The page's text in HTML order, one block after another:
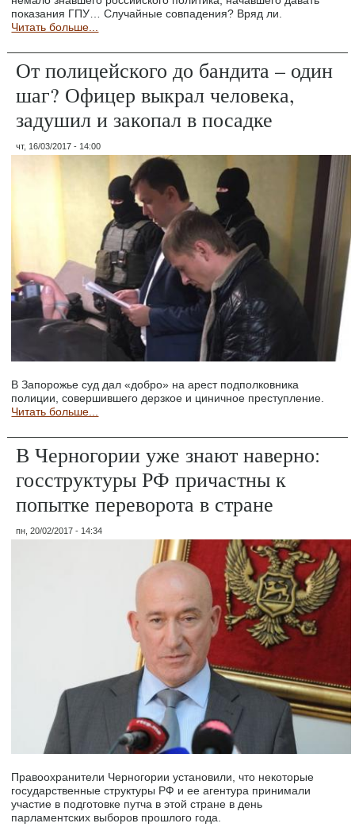
показания ГПУ… Случайные совпадения? Вряд ли.
Читать больше...
От полицейского до бандита – один
шаг? Офицер выкрал человека,
задушил и закопал в посадке
чт, 16/03/2017 - 14:00
В Запорожье суд дал «добро» на арест подполковника
полиции, совершившего дерзкое и циничное преступление.
Читать больше...
В Черногории уже знают наверно:
госструктуры РФ причастны к
попытке переворота в стране
пн, 20/02/2017 - 14:34
Правоохранители Черногории установили, что некоторые
государственные структуры РФ и ее агентура принимали
участие в подготовке путча в этой стране в день
парламентских выборов прошлого года.